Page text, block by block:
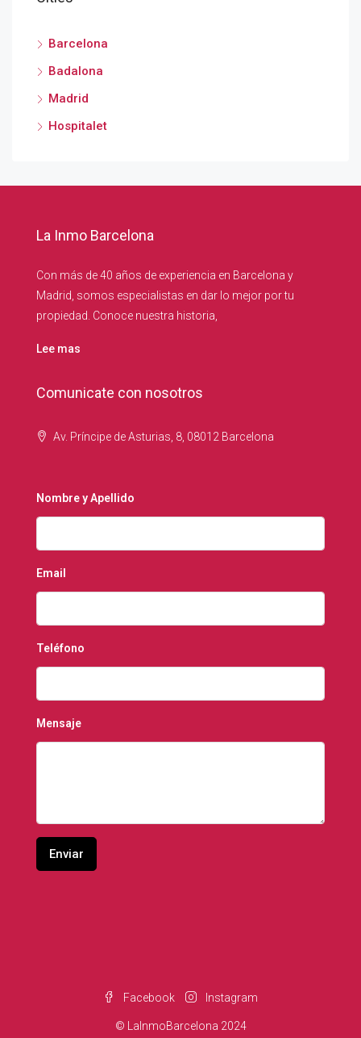
Barcelona
Badalona
Madrid
Hospitalet
La Inmo Barcelona
Con más de 40 años de experiencia en Barcelona y
Madrid, somos especialistas en dar lo mejor por tu
propiedad. Conoce nuestra historia,
Lee mas
Comunicate con nosotros
Av. Príncipe de Asturias, 8, 08012 Barcelona
Nombre y Apellido
Email
Teléfono
Mensaje
Facebook Instagram
© LaInmoBarcelona 2024